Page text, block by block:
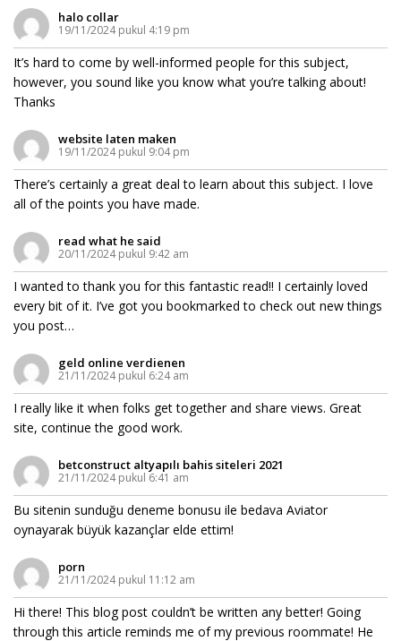
halo collar
19/11/2024 pukul 4:19 pm
It’s hard to come by well-informed people for this subject,
however, you sound like you know what you’re talking about!
Thanks
website laten maken
19/11/2024 pukul 9:04 pm
There’s certainly a great deal to learn about this subject. I love
all of the points you have made.
read what he said
20/11/2024 pukul 9:42 am
I wanted to thank you for this fantastic read!! I certainly loved
every bit of it. I’ve got you bookmarked to check out new things
you post…
geld online verdienen​
21/11/2024 pukul 6:24 am
I really like it when folks get together and share views. Great
site, continue the good work.
betconstruct altyapılı bahis siteleri 2021
21/11/2024 pukul 6:41 am
Bu sitenin sunduğu deneme bonusu ile bedava Aviator
oynayarak büyük kazançlar elde ettim!
porn
21/11/2024 pukul 11:12 am
Hi there! This blog post couldn’t be written any better! Going
through this article reminds me of my previous roommate! He